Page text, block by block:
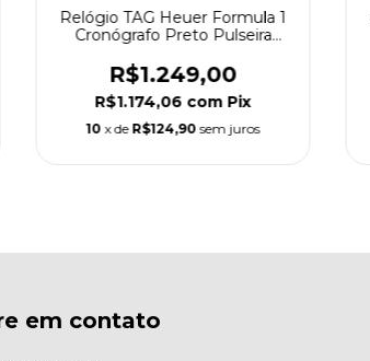
Relógio TAG Heuer Formula 1
Cronógrafo Preto Pulseira
R$1.249,00
R$1.174,06 com Pix
10 x de R$124,90 sem juros
em contato